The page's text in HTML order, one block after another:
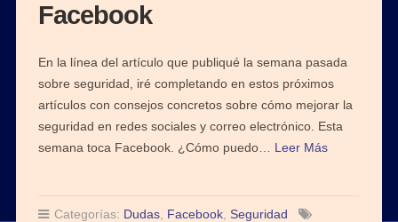
Facebook
En la línea del artículo que publiqué la semana pasada
sobre seguridad, iré completando en estos próximos
artículos con consejos concretos sobre cómo mejorar la
seguridad en redes sociales y correo electrónico. Esta
semana toca Facebook. ¿Cómo puedo… Leer Más
Categorías: Dudas, Facebook, Seguridad